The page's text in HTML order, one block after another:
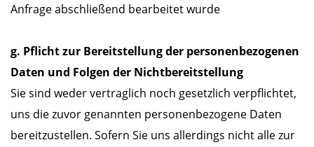
Anfrage abschließend bearbeitet wurde
g. Pflicht zur Bereitstellung der personenbezogenen
Daten und Folgen der Nichtbereitstellung
Sie sind weder vertraglich noch gesetzlich verpflichtet,
uns die zuvor genannten personenbezogene Daten
bereitzustellen. Sofern Sie uns allerdings nicht alle zur